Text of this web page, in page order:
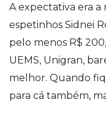
A expectativa era
espetinhos Sidnei
pelo menos R$
UEMS, Unigran,
melhor. Quando
para cá também,